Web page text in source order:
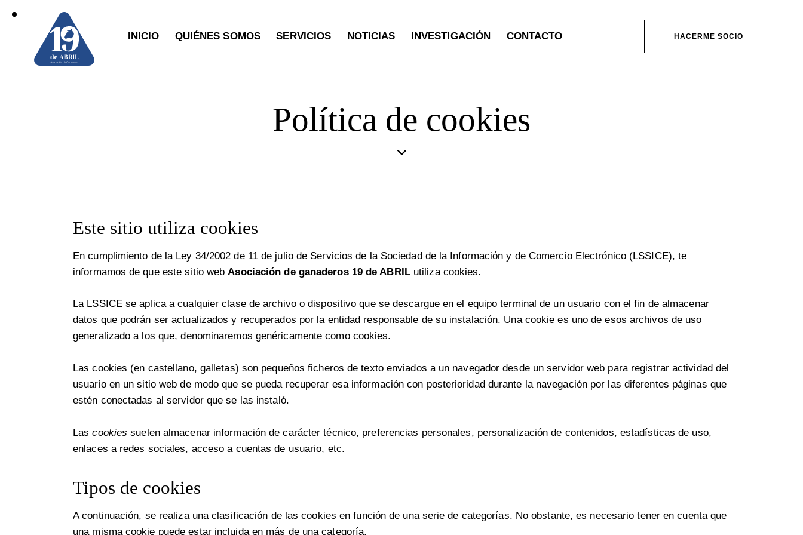
INICIO QUIÉNES SOMOS SERVICIOS NOTICIAS INVESTIGACIÓN CONTACTO HACERME SOCIO
Política de cookies
Este sitio utiliza cookies
En cumplimiento de la Ley 34/2002 de 11 de julio de Servicios de la Sociedad de la Información y de Comercio Electrónico (LSSICE), te
informamos de que este sitio web Asociación de ganaderos 19 de ABRILutiliza cookies.
La LSSICE se aplica a cualquier clase de archivo o dispositivo que se descargue en el equipo terminal de un usuario con el fin de almacenar
datos que podrán ser actualizados y recuperados por la entidad responsable de su instalación. Una cookie es uno de esos archivos de uso
generalizado a los que, denominaremos genéricamente como cookies.
Las cookies (en castellano, galletas) son pequeños ficheros de texto enviados a un navegador desde un servidor web para registrar actividad del
usuario en un sitio web de modo que se pueda recuperar esa información con posterioridad durante la navegación por las diferentes páginas que
estén conectadas al servidor que se las instaló.
Lascookies suelen almacenar información de carácter técnico, preferencias personales, personalización de contenidos, estadísticas de uso,
enlaces a redes sociales, acceso a cuentas de usuario, etc.
Tipos de cookies
A continuación, se realiza una clasificación de las cookies en función de una serie de categorías. No obstante, es necesario tener en cuenta que
una misma cookie puede estar incluida en más de una categoría.